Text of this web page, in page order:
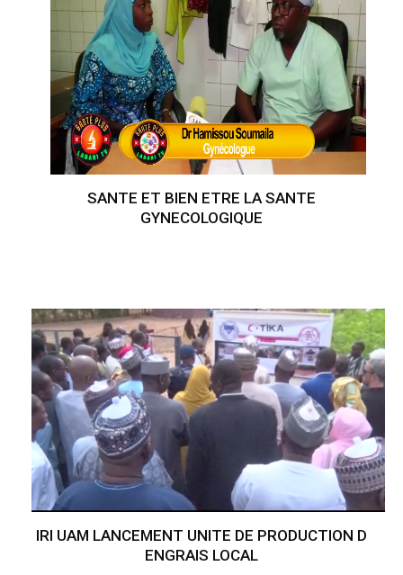
SANTE ET BIEN ETRE LA SANTE
GYNECOLOGIQUE
IRI UAM LANCEMENT UNITE DE PRODUCTION D
ENGRAIS LOCAL